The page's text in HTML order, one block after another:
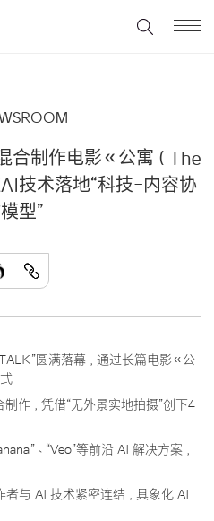
合制作电影《公寓（The
技术落地“科技-内容协
型”
圆满落幕，通过长篇电影《公
作，凭借“无外景实地拍摄”创下4
、“Veo”等前沿 AI 解决方案，
者与 AI 技术紧密连结，具象化 AI